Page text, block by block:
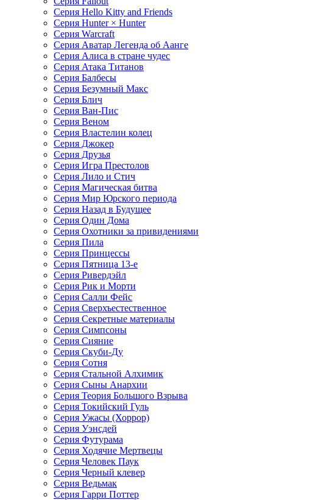
Серия Hello Kitty and Friends
Серия Hunter × Hunter
Серия Warcraft
Серия Аватар Легенда об Аанге
Серия Алиса в стране чудес
Серия Атака Титанов
Серия Балбесы
Серия Безумный Макс
Серия Блич
Серия Ван-Пис
Серия Веном
Серия Властелин колец
Серия Джокер
Серия Друзья
Серия Игра Престолов
Серия Лило и Стич
Серия Магическая битва
Серия Мир Юрского периода
Серия Назад в Будущее
Серия Один Дома
Серия Охотники за привидениями
Серия Пила
Серия Принцессы
Серия Пятница 13-е
Серия Ривердэйл
Серия Рик и Морти
Серия Салли Фейс
Серия Сверхъестественное
Серия Секретные материалы
Серия Симпсоны
Серия Сияние
Серия Скуби-Ду
Серия Сотня
Серия Стальной Алхимик
Серия Сыны Анархии
Серия Теория Большого Взрыва
Серия Токийский Гуль
Серия Ужасы (Хоррор)
Серия Уэнсдей
Серия Футурама
Серия Ходячие Мертвецы
Серия Человек Паук
Серия Черный клевер
Серия Ведьмак
Серия Гарри Поттер